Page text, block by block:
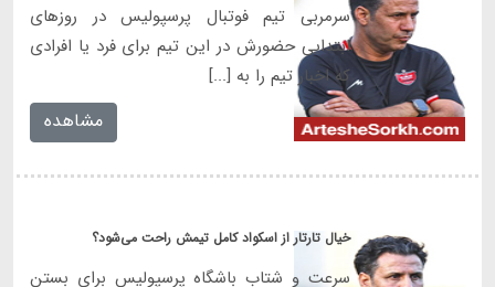
سرمربی تیم فوتبال پرسپولیس در روزهای
ابتدایی حضورش در این تیم برای فرد یا افرادی
که اخبار تیم را به [...]
مشاهده
خیال تارتار از اسکواد کامل تیمش راحت می‌شود؟
سرعت و شتاب باشگاه پرسپولیس برای بستن